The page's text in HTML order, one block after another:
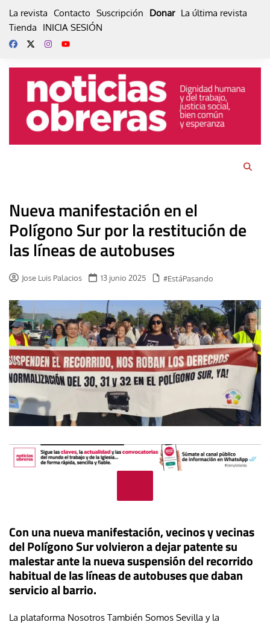
La revista Contacto Suscripción Donar La última revista
Tienda
INICIA SESIÓN
Nueva manifestación en el
Polígono Sur por la restitución de
las líneas de autobuses
Jose Luis Palacios 13 junio 2025 #EstáPasando
Con una nueva manifestación, vecinos y vecinas
del Polígono Sur volvieron a dejar patente su
malestar ante la nueva suspensión del recorrido
habitual de las líneas de autobuses que daban
servicio al barrio.
La plataforma Nosotros También Somos Sevilla y la